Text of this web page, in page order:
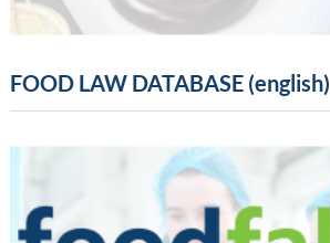
FOOD LAW DATABASE (english)